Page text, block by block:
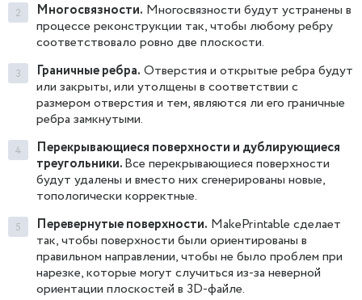
Многосвязности. Многосвязности будут устранены в
процессе реконструкции так, чтобы любому ребру
соответствовало ровно две плоскости.
Граничные ребра. Отверстия и открытые ребра будут
или закрыты, или утолщены в соответствии с
размером отверстия и тем, являются ли его граничные
ребра замкнутыми.
Перекрывающиеся поверхности и дублирующиеся
треугольники.Все перекрывающиеся поверхности
будут удалены и вместо них сгенерированы новые,
топологически корректные.
Перевернутые поверхности. MakePrintable сделает
так, чтобы поверхности были ориентированы в
правильном направлении, чтобы не было проблем при
нарезке, которые могут случиться из-за неверной
ориентации плоскостей в 3D-файле.